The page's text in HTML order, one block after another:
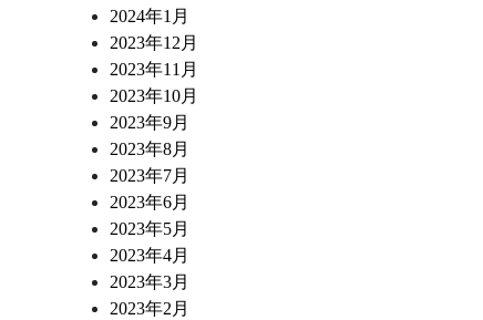
2024年1月
2023年12月
2023年11月
2023年10月
2023年9月
2023年8月
2023年7月
2023年6月
2023年5月
2023年4月
2023年3月
2023年2月